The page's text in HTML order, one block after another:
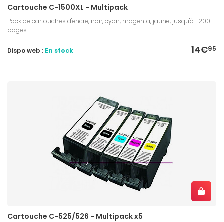
Cartouche C-1500XL - Multipack
Pack de cartouches d'encre, noir, cyan, magenta, jaune, jusqu'à 1 200
pages
14€95
Dispo web : En stock
Cartouche C-525/526 - Multipack x5